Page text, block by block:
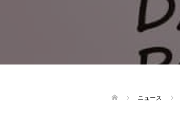
ニュース